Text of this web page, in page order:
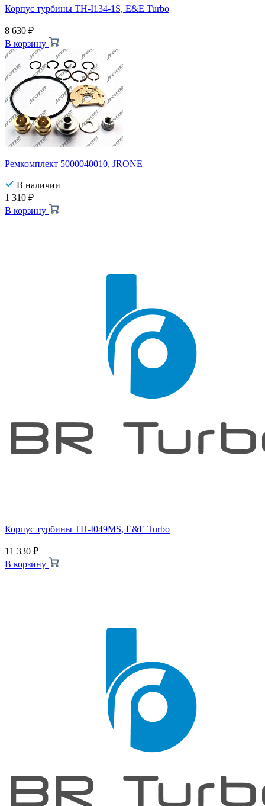
Корпус турбины TH-I134-1S, E&E Turbo
8 630 ₽
В корзину
Ремкомплект 5000040010, JRONE
В наличии
1 310 ₽
В корзину
Корпус турбины TH-I049MS, E&E Turbo
11 330 ₽
В корзину